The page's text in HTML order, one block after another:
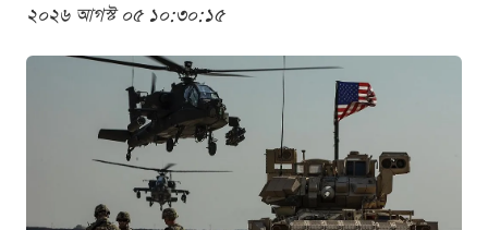
২০২৬ আগস্ট ০৫ ১০:৩০:১৫